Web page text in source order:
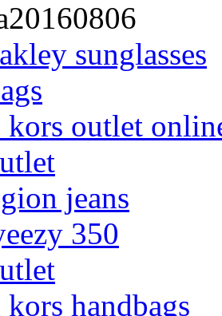
sunglasses
kors outlet
jeans
350
handbags